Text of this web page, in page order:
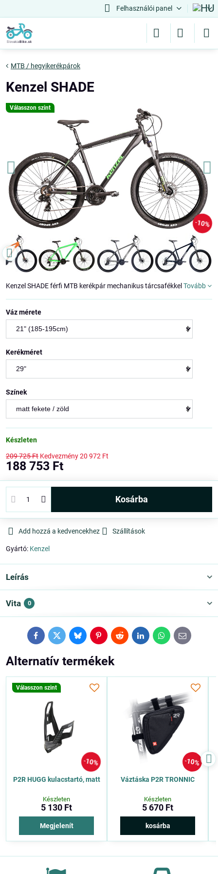
Felhasználói panel
Válasszon szint
10%
MTB / hegyikerékpárok
Kenzel SHADE
Kenzel SHADE férfi MTB kerékpár mechanikus tárcsafékkel Tovább
Váz mérete
Kerékméret
Színek
Készleten
209 725 Ft Kedvezmény20 972 Ft
188 753 Ft
kosárba
Add hozzá a kedvencekhez Szállítások
Gyártó: Kenzel
Leírás
Vita 0
FacebookTwitterBlueskyPinterestRedditLinkedInWhatsApp
E-
mail
Alternatív termékek
10%
Válasszon szint
P2R HUGG kulacstartó, matt
Készleten
5 130 Ft
Megjelenít
10%
Váztáska P2R TRONNIC
Készleten
5 670 Ft
kosárba